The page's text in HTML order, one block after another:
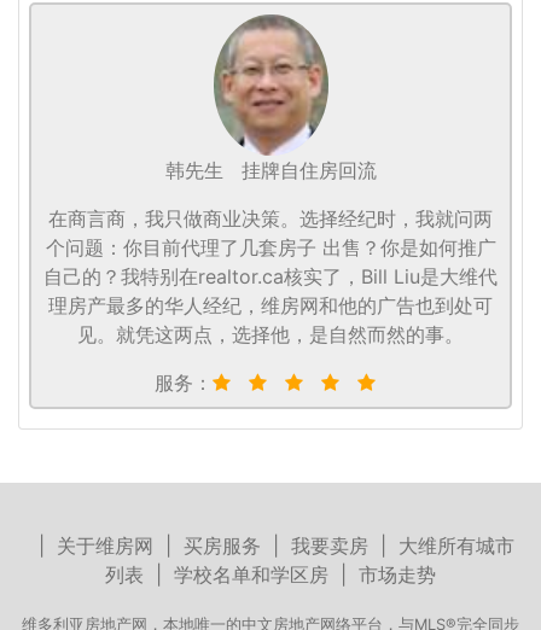
韩先生
挂牌自住房回流
在商言商，我只做商业决策。选择经纪时，我就问两
个问题：你目前代理了几套房子 出售？你是如何推广
自己的？我特别在realtor.ca核实了，Bill Liu是大维代
理房产最多的华人经纪，维房网和他的广告也到处可
见。就凭这两点，选择他，是自然而然的事。
服务：
关于维房网 买房服务 我要卖房
大维所有城市
列表
学校名单和学区房 市场走势
维多利亚房地产网，本地唯一的中文房地产网络平台，与MLS®完全同步